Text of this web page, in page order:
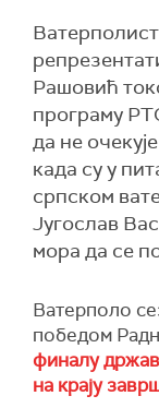
Рашовић
програму
да не
када су у
српском
Југослав
мора да се
Ватерполо
победом
финалу
на крају